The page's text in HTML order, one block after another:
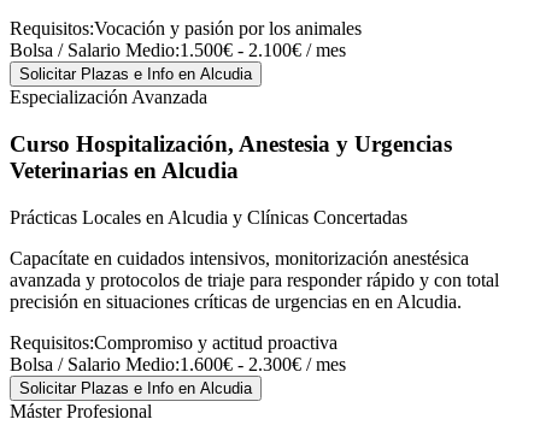
Requisitos:Vocación y pasión por los animales
Bolsa / Salario Medio:1.500€ - 2.100€ / mes
Solicitar Plazas e Info en Alcudia
Especialización Avanzada
Curso Hospitalización, Anestesia y Urgencias
Veterinarias en Alcudia
Prácticas Locales en Alcudia y Clínicas Concertadas
Capacítate en cuidados intensivos, monitorización anestésica
avanzada y protocolos de triaje para responder rápido y con total
precisión en situaciones críticas de urgencias en en Alcudia.
Requisitos:Compromiso y actitud proactiva
Bolsa / Salario Medio:1.600€ - 2.300€ / mes
Solicitar Plazas e Info en Alcudia
Máster Profesional